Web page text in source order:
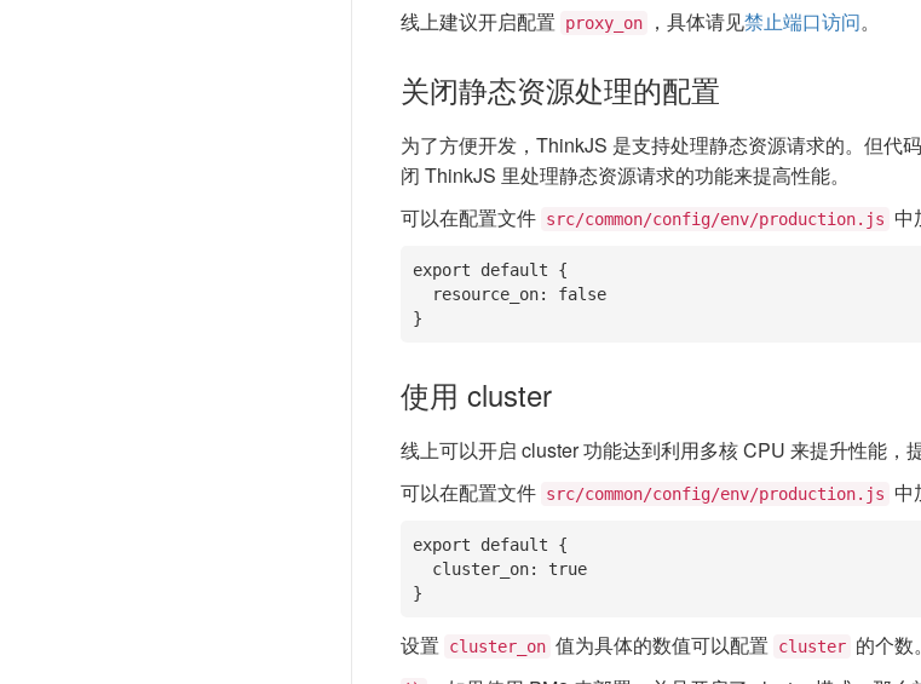
线上建议开启配置
proxy_on ，具体请见禁止端口访问。
关闭静态资源处理的配置
为了方便开发，ThinkJS 是支持处理静态资源请求的。但代
闭 ThinkJS 里处理静态资源请求的功能来提高性能。
可以在配置文件 src/common/config/env/production.js 中
export default {
}
使用 cluster
线上可以开启 cluster 功能达到利用多核 CPU 来提升性能，
可以在配置文件 src/common/config/env/production.js 中
export default {
}
设置 cluster_on 值为具体的数值可以配置 cluster 的个数。